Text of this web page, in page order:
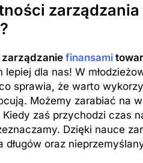
zarządzanie finansami
dla nas! W
sprawia, że warto
Możemy zarabiać na
zaś przychodzi czas
Dzięki nauce
długów oraz